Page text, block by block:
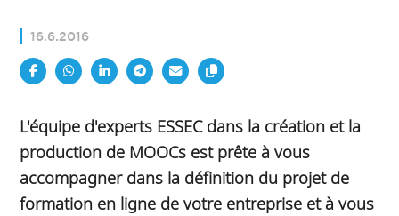
16.6.2016
L'équipe d'experts ESSEC dans la création et la
production de MOOCs est prête à vous
accompagner dans la définition du projet de
formation en ligne de votre entreprise et à vous